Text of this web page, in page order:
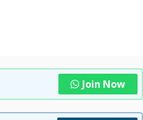
Join Now